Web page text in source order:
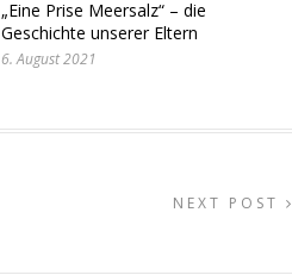
„Eine Prise Meersalz“ – die
Geschichte unserer Eltern
6. August 2021
NEXT POST